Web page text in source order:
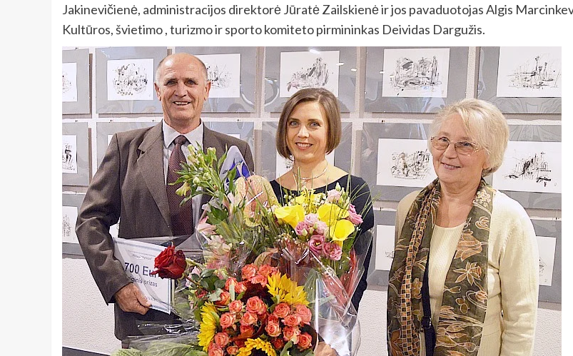
Jakinevičienė, administracijos direktorė Jūratė Zailskienė ir jos pavaduotojas Algis
Kultūros, švietimo , turizmo ir sporto komiteto pirmininkas Deividas Dargužis.